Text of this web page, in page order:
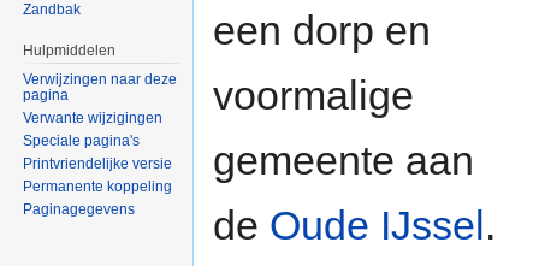
een dorp en
voormalige
gemeente aan
de Oude IJssel .
Zandbak
Hulpmiddelen
Verwijzingen naar deze
pagina
Verwante wijzigingen
Speciale pagina's
Printvriendelijke versie
Permanente koppeling
Paginagegevens